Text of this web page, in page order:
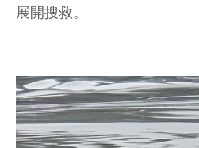
展開搜救。